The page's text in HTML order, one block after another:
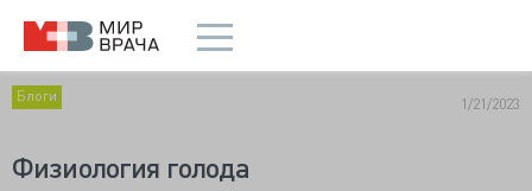
Блоги 1/21/2023
Физиология голода